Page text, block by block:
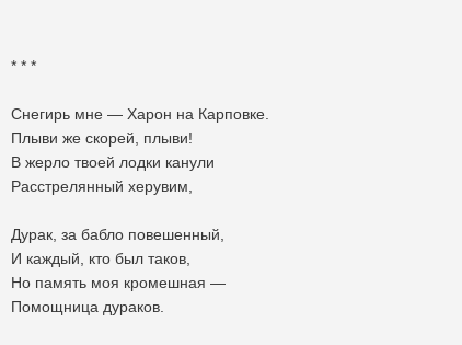
* * *
Снегирь мне — Харон на Карповке.
Плыви же скорей, плыви!
В жерло твоей лодки канули
Расстрелянный херувим,
Дурак, за бабло повешенный,
И каждый, кто был таков,
Но память моя кромешная —
Помощница дураков.